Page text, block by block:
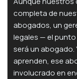
completa de
abogados, un
legales — el
será un
aprenden, ese
involucrado en